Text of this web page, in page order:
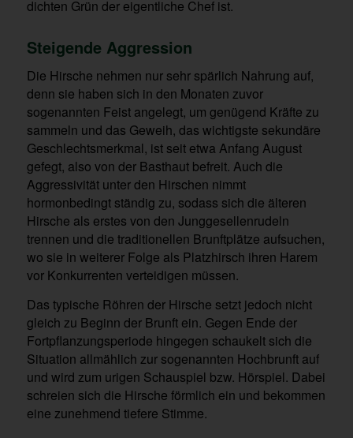
dichten Grün der eigentliche Chef ist.
Steigende Aggression
Die Hirsche nehmen nur sehr spärlich Nahrung auf,
denn sie haben sich in den Monaten zuvor
sogenannten Feist angelegt, um genügend Kräfte zu
sammeln und das Geweih, das wichtigste sekundäre
Geschlechtsmerkmal, ist seit etwa Anfang August
gefegt, also von der Basthaut befreit. Auch die
Aggressivität unter den Hirschen nimmt
hormonbedingt ständig zu, sodass sich die älteren
Hirsche als erstes von den Junggesellenrudeln
trennen und die traditionellen Brunftplätze aufsuchen,
wo sie in weiterer Folge als Platzhirsch ihren Harem
vor Konkurrenten verteidigen müssen.
Das typische Röhren der Hirsche setzt jedoch nicht
gleich zu Beginn der Brunft ein. Gegen Ende der
Fortpflanzungsperiode hingegen schaukelt sich die
Situation allmählich zur sogenannten Hochbrunft auf
und wird zum urigen Schauspiel bzw. Hörspiel. Dabei
schreien sich die Hirsche förmlich ein und bekommen
eine zunehmend tiefere Stimme.